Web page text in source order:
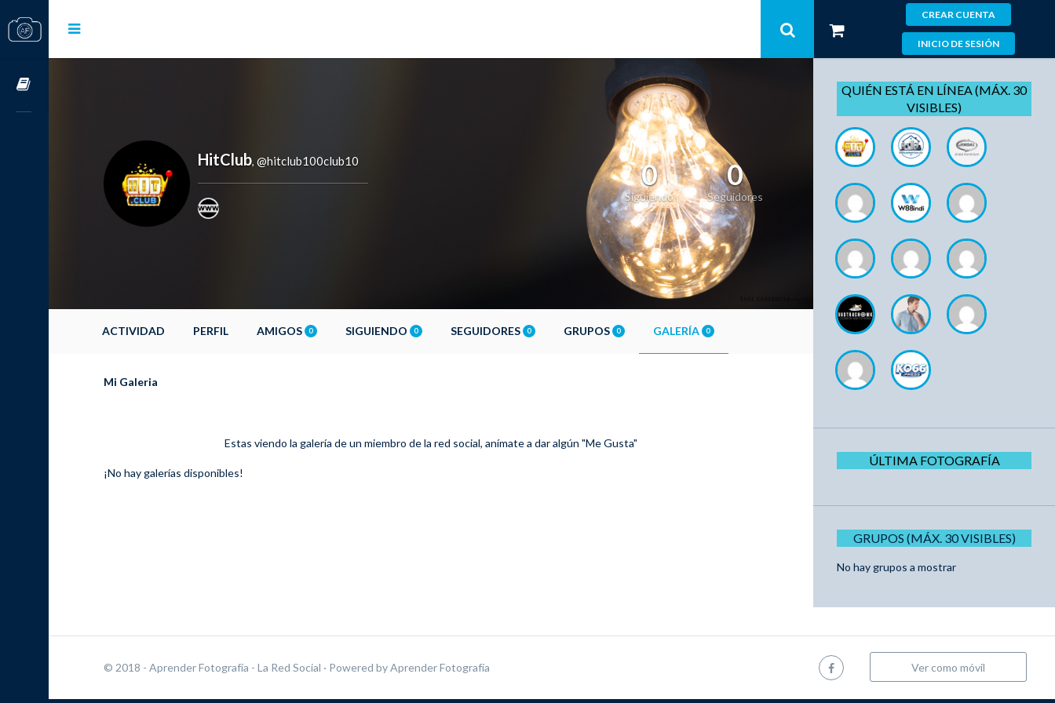
CREAR CUENTA
INICIO DE SESIÓN
HitClub, @hitclub100club10 0
Siguiendo
0
Seguidores
ACTIVIDAD PERFIL AMIGOS 0 SIGUIENDO 0 SEGUIDORES 0 GRUPOS 0 GALERÍA 0
Mi Galeria
Estas viendo la galería de un miembro de la red social, anímate a dar algún "Me Gusta"
¡No hay galerías disponibles!
QUIÉN ESTÁ EN LÍNEA (MÁX. 30
VISIBLES)
ÚLTIMA FOTOGRAFÍA
GRUPOS (MÁX. 30 VISIBLES)
No hay grupos a mostrar
© 2018 - Aprender Fotografía - La Red Social · Powered byAprender Fotografía